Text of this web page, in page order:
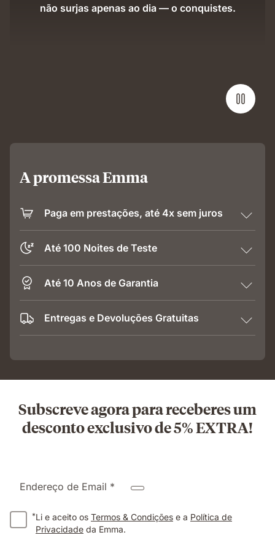
não surjas apenas ao dia — o conquistes.
A promessa Emma
Paga em prestações, até 4x sem juros
Até 100 Noites de Teste
Até 10 Anos de Garantia
Entregas e Devoluções Gratuitas
Subscreve agora para receberes um
desconto exclusivo de 5% EXTRA!
Endereço de Email *
*Li e aceito os Termos & Condições e a Política de
Privacidade da Emma.